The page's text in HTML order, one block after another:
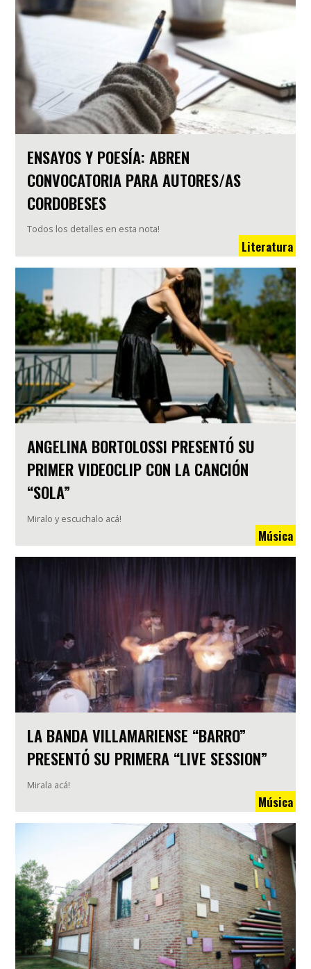
ENSAYOS Y POESÍA: ABREN
CONVOCATORIA PARA AUTORES/AS
CORDOBESES
Todos los detalles en esta nota!
Literatura
ANGELINA BORTOLOSSI PRESENTÓ SU
PRIMER VIDEOCLIP CON LA CANCIÓN
“SOLA”
Miralo y escuchalo acá!
Música
LA BANDA VILLAMARIENSE “BARRO”
PRESENTÓ SU PRIMERA “LIVE SESSION”
Mirala acá!
Música